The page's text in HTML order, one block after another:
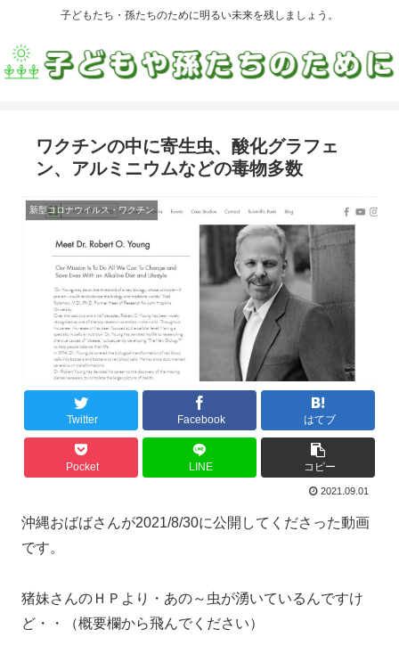
子どもたち・孫たちのために明るい未来を残しましょう。
ワクチンの中に寄生虫、酸化グラフェ
ン、アルミニウムなどの毒物多数
新型コロナウイルス・ワクチン
Twitter Facebook はてブ
Pocket LINE コピー
2021.09.01
沖縄おばばさんが2021/8/30に公開してくださった動画
です。
猪妹さんのＨＰより・あの～虫が湧いているんですけ
ど・・（概要欄から飛んでください）